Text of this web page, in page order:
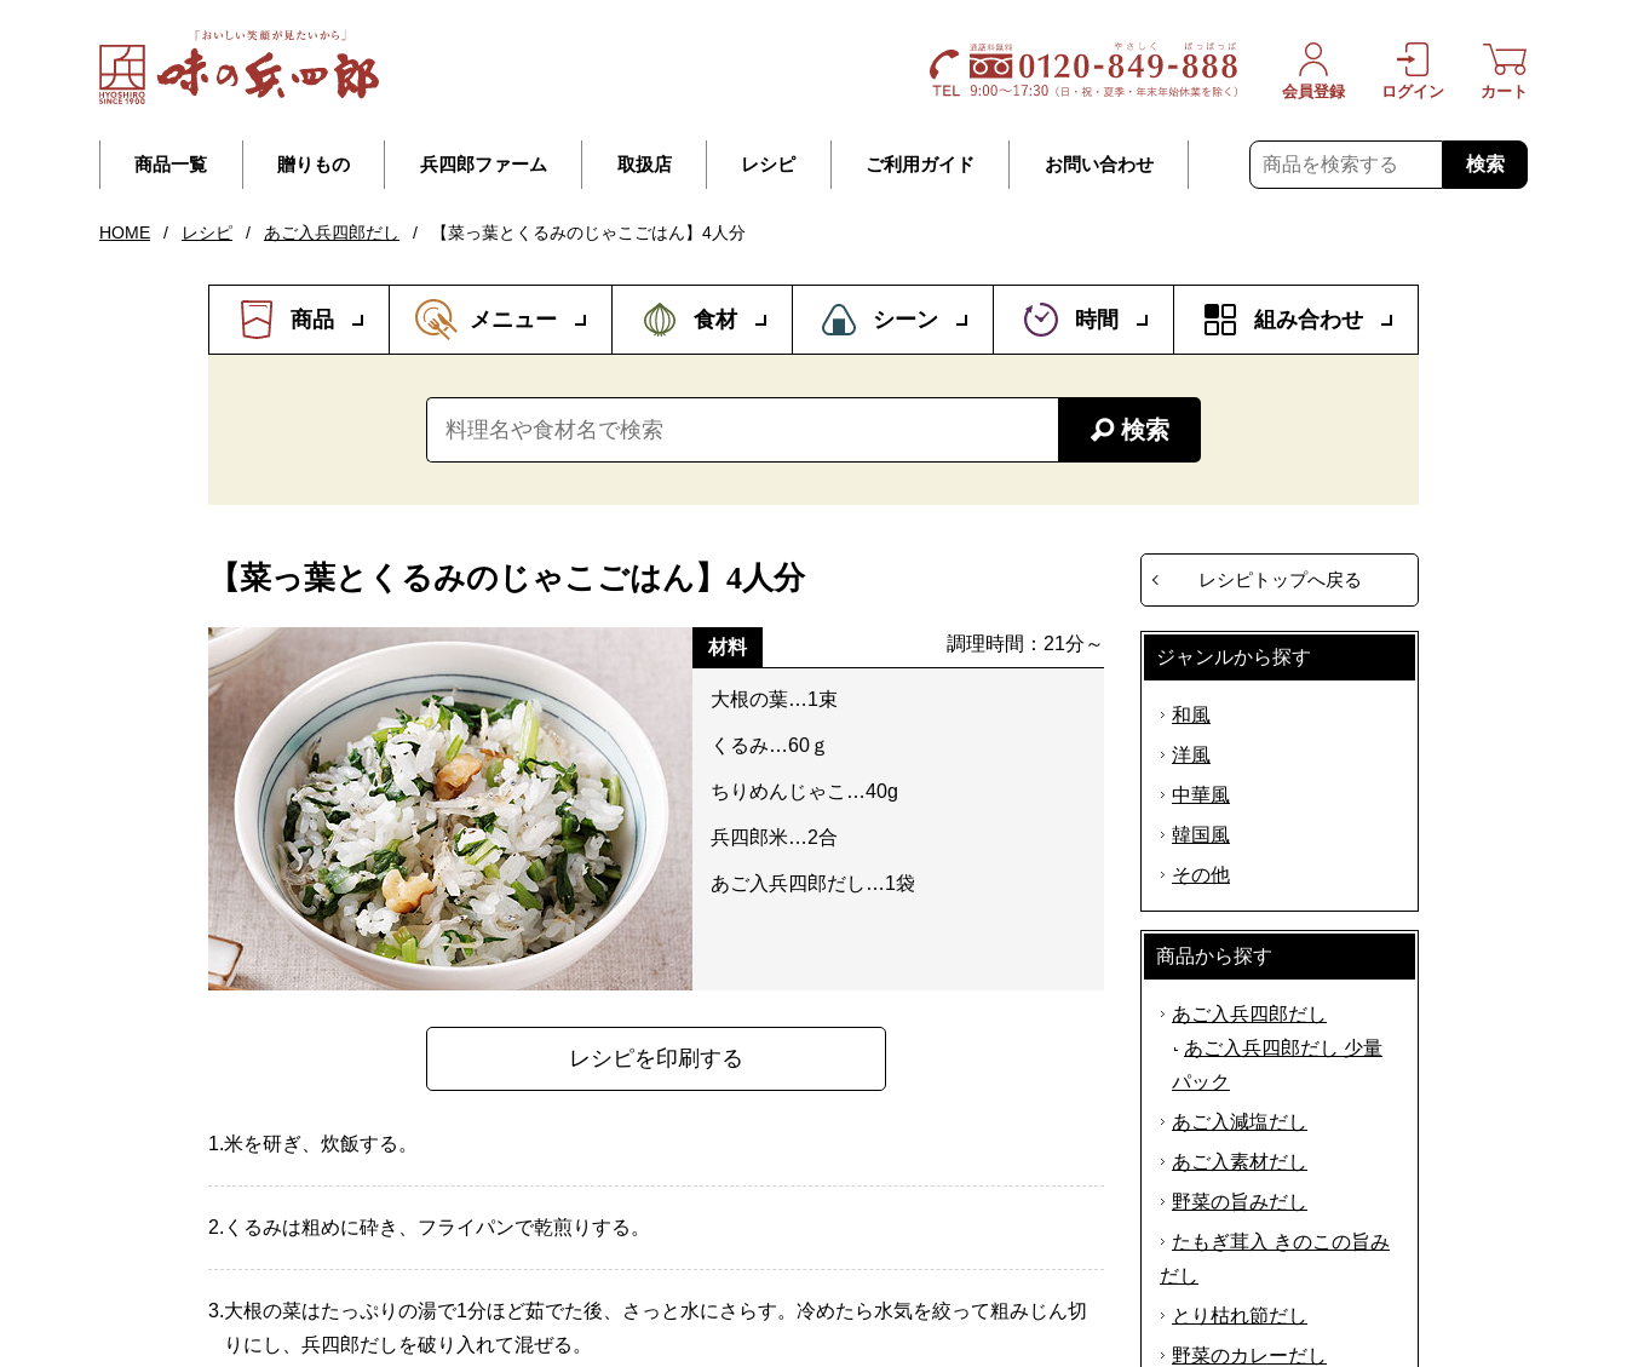
商品一覧 贈りもの 兵四郎ファーム 取扱店 レシピ ご利用ガイド お問い合わせ 検索
会員登録 ログイン カート
HOME / レシピ / あご入兵四郎だし / 【菜っ葉とくるみのじゃこごはん】4人分
商品 メニュー 食材 シーン 時間 組み合わせ
検索
【菜っ葉とくるみのじゃこごはん】4人分
材料 調理時間：21分～
大根の葉…1束
くるみ…60ｇ
ちりめんじゃこ…40g
兵四郎米…2合
あご入兵四郎だし…1袋
レシピを印刷する
1.米を研ぎ、炊飯する。
2. くるみは粗めに砕き、フライパンで乾煎りする。
3.大根の菜はたっぷりの湯で1分ほど茹でた後、さっと水にさらす。冷めたら水気を絞って粗みじん切
りにし、兵四郎だしを破り入れて混ぜる。
レシピトップへ戻る
ジャンルから探す
和風
洋風
中華風
韓国風
その他
商品から探す
あご入兵四郎だし
あご入兵四郎だし 少量
パック
あご入減塩だし
あご入素材だし
野菜の旨みだし
たもぎ茸入 きのこの旨み
だし
とり枯れ節だし
野菜のカレーだし